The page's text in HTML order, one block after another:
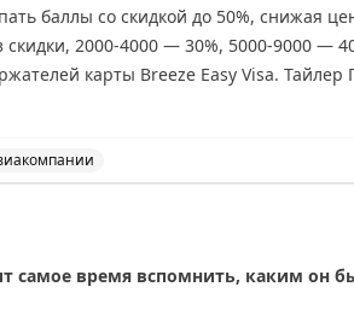
баллы со скидкой до 50%, снижая
скидки, 2000-4000 — 30%, 5000-9000 —
карты Breeze Easy Visa. Тайлер
самое время вспомнить, каким он